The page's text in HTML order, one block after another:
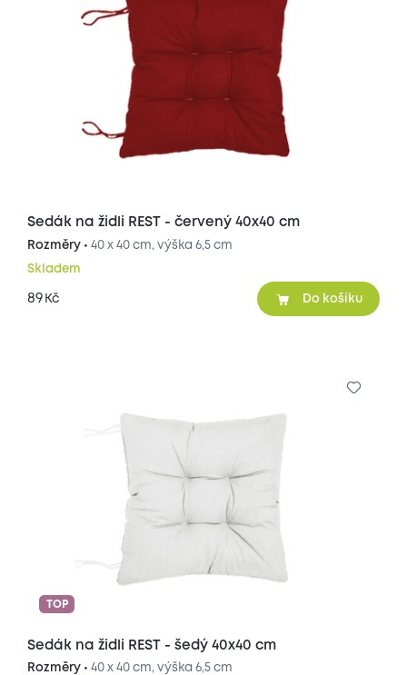
Sedák na židli REST - červený 40x40 cm
Rozměry • 40 x 40 cm, výška 6,5 cm
Skladem
89 Kč Do košíku
TOP
Sedák na židli REST - šedý 40x40 cm
Rozměry • 40 x 40 cm, výška 6,5 cm